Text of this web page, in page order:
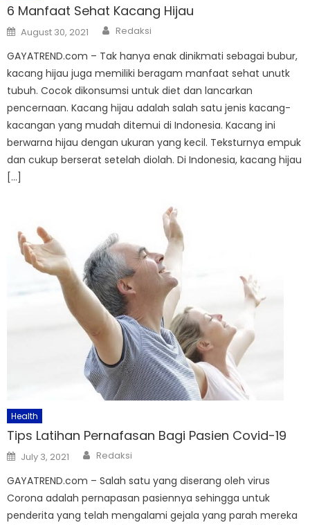
6 Manfaat Sehat Kacang Hijau
Posted
on
August 30, 2021 Author
Redaksi
GAYATREND.com – Tak hanya enak dinikmati sebagai bubur,
kacang hijau juga memiliki beragam manfaat sehat unutk
tubuh. Cocok dikonsumsi untuk diet dan lancarkan
pencernaan. Kacang hijau adalah salah satu jenis kacang-
kacangan yang mudah ditemui di Indonesia. Kacang ini
berwarna hijau dengan ukuran yang kecil. Teksturnya empuk
dan cukup berserat setelah diolah. Di Indonesia, kacang hijau
[…]
Health
Tips Latihan Pernafasan Bagi Pasien Covid-19
Posted
on
July 3, 2021 Author
Redaksi
GAYATREND.com – Salah satu yang diserang oleh virus
Corona adalah pernapasan pasiennya sehingga untuk
penderita yang telah mengalami gejala yang parah mereka